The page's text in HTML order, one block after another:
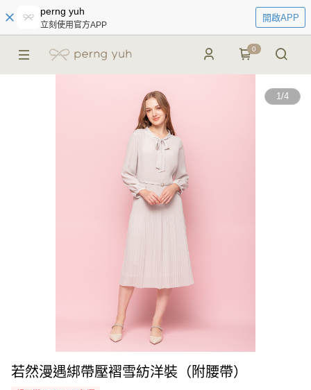
perng yuh
立刻使用官方APP
開啟APP
0
1/4
若然漫遇綁帶壓褶雪紡洋裝（附腰帶）